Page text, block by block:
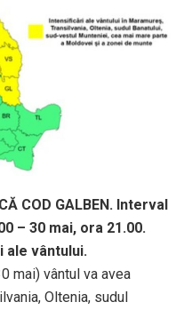
COD GALBEN. Interval
– 30 mai, ora 21.00.
ale vântului.
mai) vântul va avea
Oltenia, sudul